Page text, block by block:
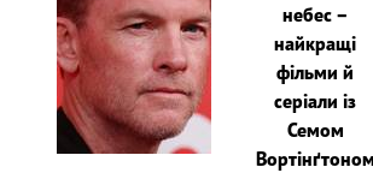
небес –
найкращі
фільми й
серіали із
Семом
Вортінґтоном